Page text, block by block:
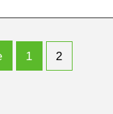
Page
1 Page
2